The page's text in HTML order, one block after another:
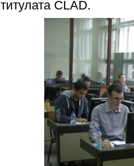
титулата CLAD.